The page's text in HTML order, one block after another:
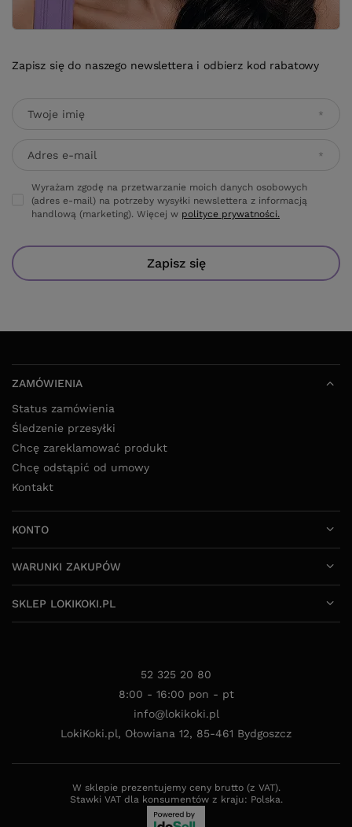
Zapisz się do naszego newslettera i odbierz kod rabatowy
Twoje imię
Adres e-mail
Wyrażam zgodę na przetwarzanie moich danych osobowych
(adres e-mail) na potrzeby wysyłki newslettera z informacją
handlową (marketing). Więcej w polityce prywatności.
Zapisz się
ZAMÓWIENIA
Status zamówienia
Śledzenie przesyłki
Chcę zareklamować produkt
Chcę odstąpić od umowy
Kontakt
KONTO
WARUNKI ZAKUPÓW
SKLEP LOKIKOKI.PL
52 325 20 80
8:00 - 16:00 pon - pt
info@lokikoki.pl
LokiKoki.pl, Ołowiana 12, 85-461 Bydgoszcz
W sklepie prezentujemy ceny brutto (z VAT).
Stawki VAT dla konsumentów z kraju: Polska.